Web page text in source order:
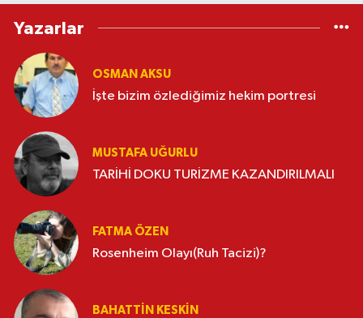
Yazarlar
OSMAN AKSU
İşte bizim özlediğimiz hekim portresi
MUSTAFA UĞURLU
TARİHİ DOKU TURİZME KAZANDIRILMALI
FATMA ÖZEN
Rosenheim Olayı(Ruh Tacizi)?
BAHATTIN KESKİN